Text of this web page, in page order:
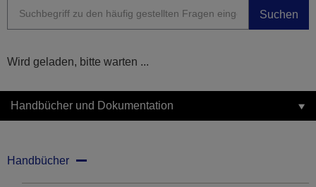
Suchen
Wird geladen, bitte warten ...
Handbücher und Dokumentation
Handbücher